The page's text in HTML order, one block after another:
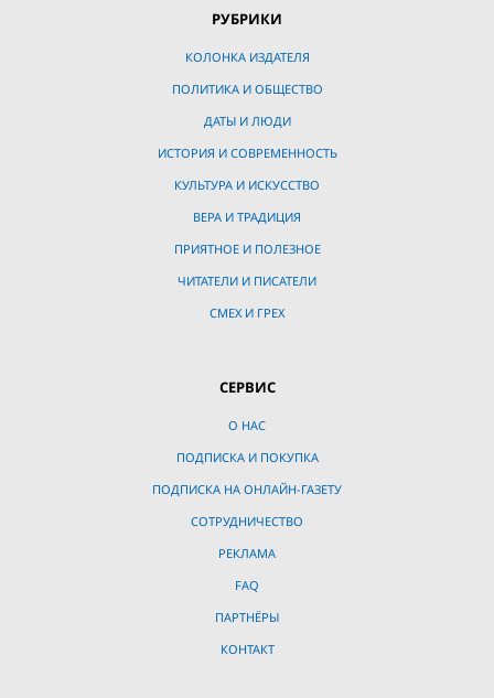
РУБРИКИ
КОЛОНКА ИЗДАТЕЛЯ
ПОЛИТИКА И ОБЩЕСТВО
ДАТЫ И ЛЮДИ
ИСТОРИЯ И СОВРЕМЕННОСТЬ
КУЛЬТУРА И ИСКУССТВО
ВЕРА И ТРАДИЦИЯ
ПРИЯТНОЕ И ПОЛЕЗНОЕ
ЧИТАТЕЛИ И ПИСАТЕЛИ
СМЕХ И ГРЕХ
СЕРВИС
О НАС
ПОДПИСКА И ПОКУПКА
ПОДПИСКА НА ОНЛАЙН-ГАЗЕТУ
СОТРУДНИЧЕСТВО
РЕКЛАМА
FAQ
ПАРТНЁРЫ
КОНТАКТ